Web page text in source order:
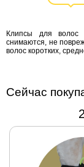
перламутром.
застёгиваются
и снимаются,
собачки. Не
волос
Клипсы для волос
снимаются, не
волос коротких,
Сейчас